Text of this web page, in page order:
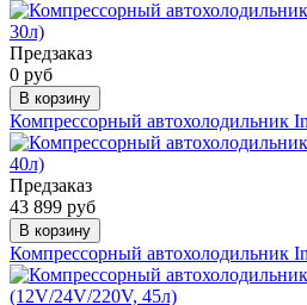
Предзаказ
0 руб
В корзину
Компрессорный автохолодильник
Предзаказ
43 899 руб
В корзину
Компрессорный автохолодильник